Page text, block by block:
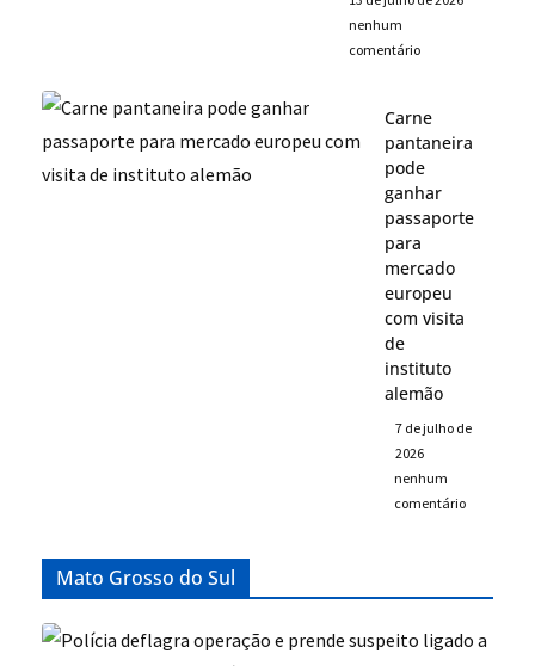
nenhum
comentário
Carne
pantaneira
pode
ganhar
passaporte
para
mercado
europeu
com visita
de
instituto
alemão
7 de julho de
2026
nenhum
comentário
Mato Grosso do Sul